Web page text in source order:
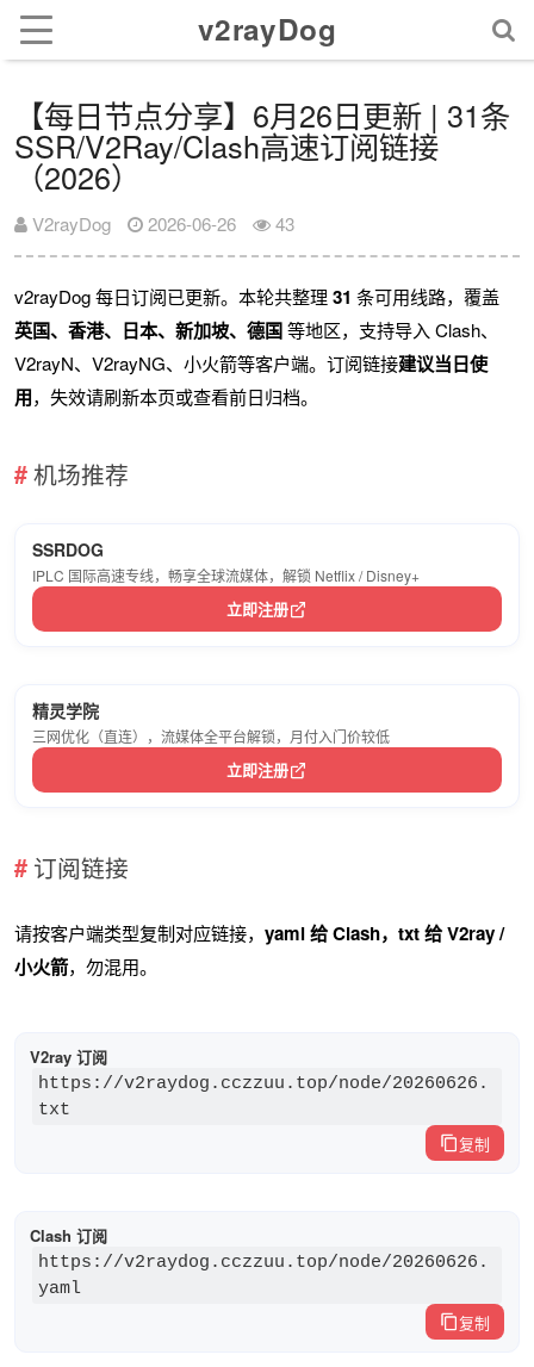
v2rayDog
【每日节点分享】6月26日更新 | 31条
SSR/V2Ray/Clash高速订阅链接
（2026）
V2rayDog 2026-06-26 43
v2rayDog 每日订阅已更新。本轮共整理31 条可用线路，覆盖
英国、香港、日本、新加坡、德国等地区，支持导入 Clash、
V2rayN、V2rayNG、小火箭等客户端。订阅链接建议当日使
用，失效请刷新本页或查看前日归档。
机场推荐
SSRDOG
IPLC 国际高速专线，畅享全球流媒体，解锁 Netflix / Disney+
立即注册
精灵学院
三网优化（直连），流媒体全平台解锁，月付入门价较低
立即注册
订阅链接
请按客户端类型复制对应链接，yaml 给 Clash，txt 给 V2ray /
小火箭，勿混用。
V2ray 订阅
https://v2raydog.cczzuu.top/node/20260626.
txt
复制
Clash 订阅
https://v2raydog.cczzuu.top/node/20260626.
yaml
复制